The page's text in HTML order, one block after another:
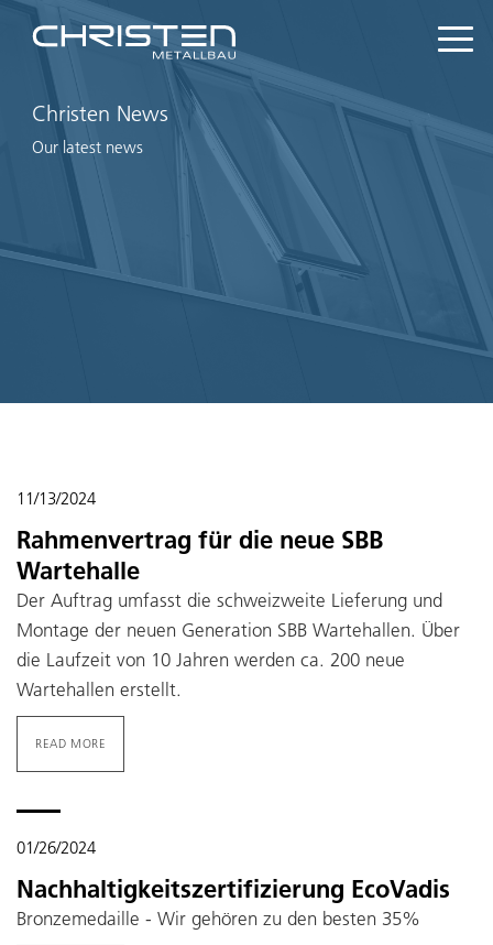
Christen News
Our latest news
11/13/2024
Rahmenvertrag für die neue SBB
Wartehalle
Der Auftrag umfasst die schweizweite Lieferung und
Montage der neuen Generation SBB Wartehallen. Über
die Laufzeit von 10 Jahren werden ca. 200 neue
Wartehallen erstellt.
READ MORE
01/26/2024
Nachhaltigkeitszertifizierung EcoVadis
Bronzemedaille - Wir gehören zu den besten 35%